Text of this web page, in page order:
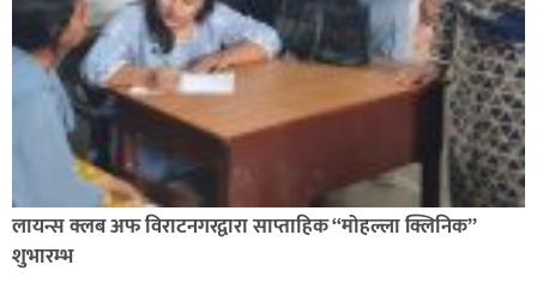
लायन्स क्लब अफ विराटनगरद्वारा साप्ताहिक “मोहल्ला क्लिनिक”
शुभारम्भ